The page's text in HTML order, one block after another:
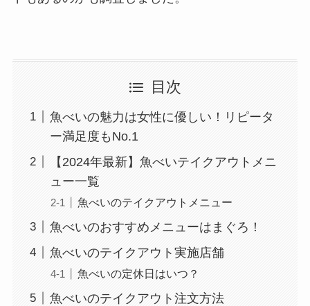
目次
魚べいの魅力は女性に優しい！リピータ
ー満足度もNo.1
【2024年最新】魚べいテイクアウトメニ
ュー一覧
魚べいのテイクアウトメニュー
魚べいのおすすめメニューはまぐろ！
魚べいのテイクアウト実施店舗
魚べいの定休日はいつ？
魚べいのテイクアウト注文方法